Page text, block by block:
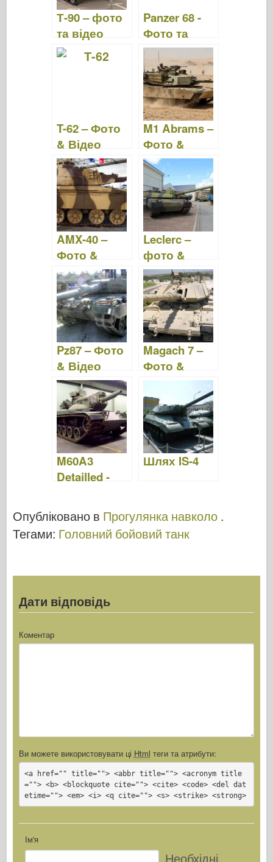
Т-90 – фото
та відео
Panzer 68 -
Фото та
відео
T-62 – Фото
& Відео
M1 Abrams –
Фото &
Відео
AMX-40 –
Фото &
Відео
Leclerc –
фото &
відео
Pz87 – Фото
& Відео
Magach 7 –
Фото &
Відео
M60A3
Detailled -
Шлях IS-4
Опубліковано в Прогулянка навколо .
Тегами: Головний бойовий танк
Дати відповідь
Коментар
Ви можете використовувати ці Html теги та атрибути:
<a href="" title=""> <abbr title=""> <acronym title
=""> <b> <blockquote cite=""> <cite> <code> <del dat
etime=""> <em> <i> <q cite=""> <s> <strike> <strong>
Ім'я
Необхідні